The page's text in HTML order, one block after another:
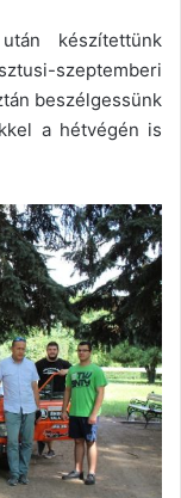
készítettünk
szeptemberi
beszélgessünk
a hétvégén is